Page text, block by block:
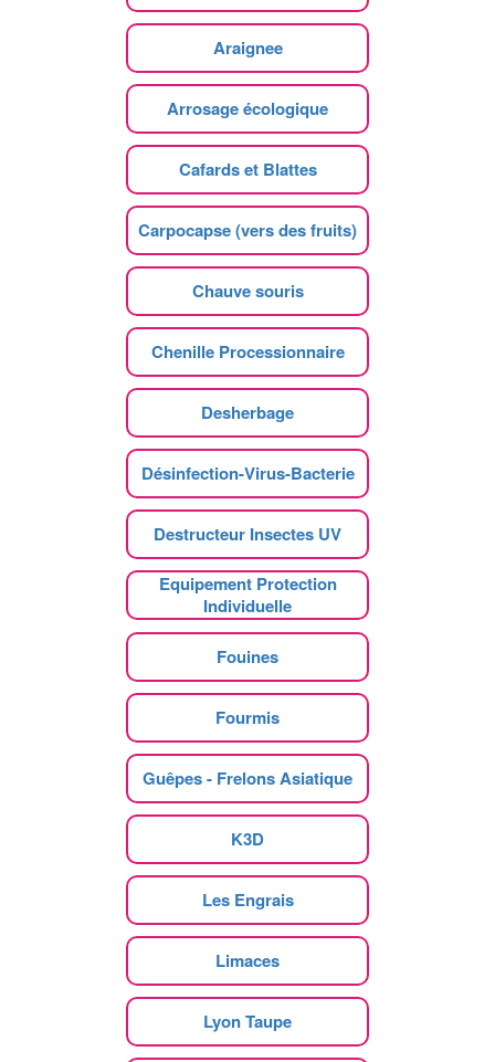
Araignee
Arrosage écologique
Cafards et Blattes
Carpocapse (vers des fruits)
Chauve souris
Chenille Processionnaire
Desherbage
Désinfection-Virus-Bacterie
Destructeur Insectes UV
Equipement Protection
Individuelle
Fouines
Fourmis
Guêpes - Frelons Asiatique
K3D
Les Engrais
Limaces
Lyon Taupe